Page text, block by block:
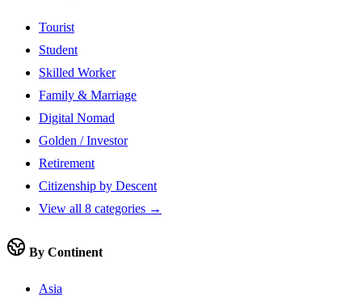
Tourist
Student
Skilled Worker
Family & Marriage
Digital Nomad
Golden / Investor
Retirement
Citizenship by Descent
View all 8 categories →
By Continent
Asia